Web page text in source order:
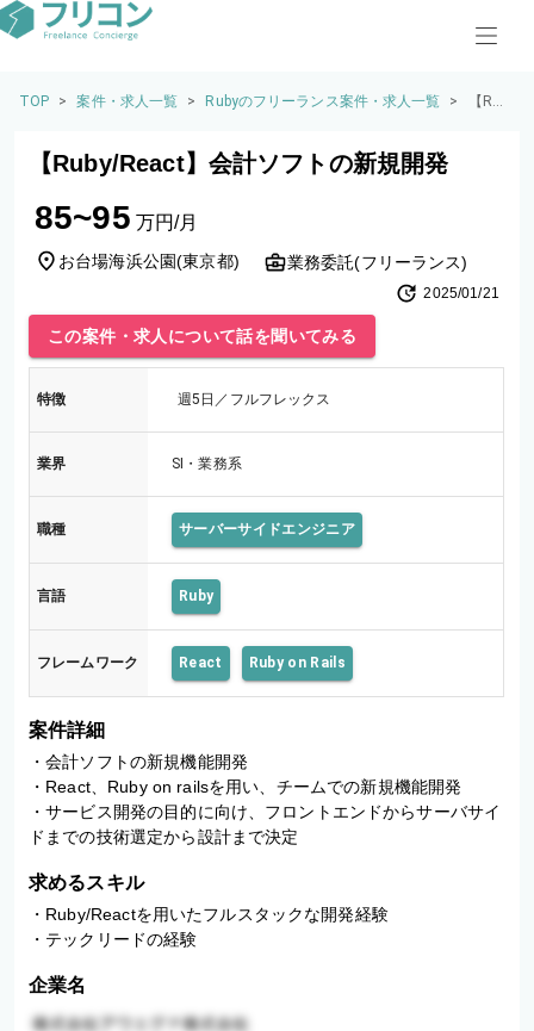
TOP > 案件・求人一覧 > Rubyのフリーランス案件・求人一覧 >
【Rub
【Ruby/React】会計ソフトの新規開発
85~95 万円/月
お台場海浜公園(東京都) 業務委託(フリーランス)
2025/01/21
この案件・求人について話を聞いてみる
特徴 週5日／フルフレックス
業界 SI・業務系
職種 サーバーサイドエンジニア
言語 Ruby
フレームワーク React Ruby on Rails
案件詳細
・会計ソフトの新規機能開発
・React、Ruby on railsを用い、チームでの新規機能開発
・サービス開発の目的に向け、フロントエンドからサーバサイ
ドまでの技術選定から設計まで決定
求めるスキル
・Ruby/Reactを用いたフルスタックな開発経験
・テックリードの経験
企業名